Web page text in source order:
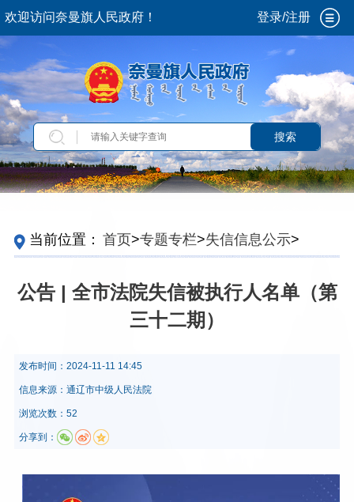
欢迎访问奈曼旗人民政府！ 登录/注册
搜索
当前位置： 首页>专题专栏>失信信息公示>
型案例
公告 | 全市法院失信被执行人名单（第
三十二期）
发布时间： 2024-11-11 14:45
信息来源： 通辽市中级人民法院
浏览次数：52
分享到：